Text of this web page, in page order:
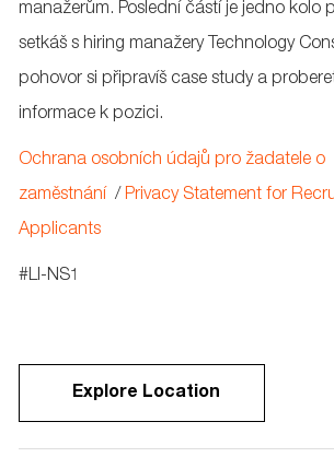
manažerům. Poslední částí je jedno kolo
setkáš s hiring manažery Technology
pohovor si připravíš case study a
informace k pozici.
Ochrana osobních údajů pro žadatele o
zaměstnání / Privacy Statement for
Applicants
#LI-NS1
Explore Location